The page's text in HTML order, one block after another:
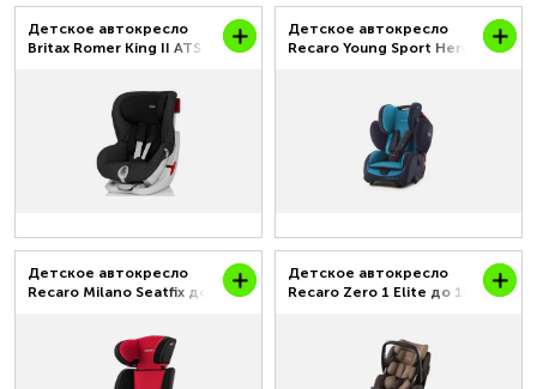
Детское автокресло
Britax Romer King II ATS
Детское автокресло
Recaro Young Sport Hero
Детское автокресло
Recaro Milano Seatfix до
Детское автокресло
Recaro Zero 1 Elite до 18